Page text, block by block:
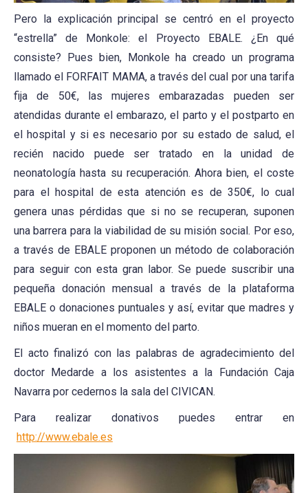
Pero la explicación principal se centró en el proyecto
“estrella” de Monkole: el Proyecto EBALE. ¿En qué
consiste? Pues bien, Monkole ha creado un programa
llamado el FORFAIT MAMA, a través del cual por una tarifa
fija de 50€, las mujeres embarazadas pueden ser
atendidas durante el embarazo, el parto y el postparto en
el hospital y si es necesario por su estado de salud, el
recién nacido puede ser tratado en la unidad de
neonatología hasta su recuperación. Ahora bien, el coste
para el hospital de esta atención es de 350€, lo cual
genera unas pérdidas que si no se recuperan, suponen
una barrera para la viabilidad de su misión social. Por eso,
a través de EBALE proponen un método de colaboración
para seguir con esta gran labor. Se puede suscribir una
pequeña donación mensual a través de la plataforma
EBALE o donaciones puntuales y así, evitar que madres y
niños mueran en el momento del parto.
El acto finalizó con las palabras de agradecimiento del
doctor Medarde a los asistentes a la Fundación Caja
Navarra por cedernos la sala del CIVICAN.
Para realizar donativos puedes entrar en
http://www.ebale.es